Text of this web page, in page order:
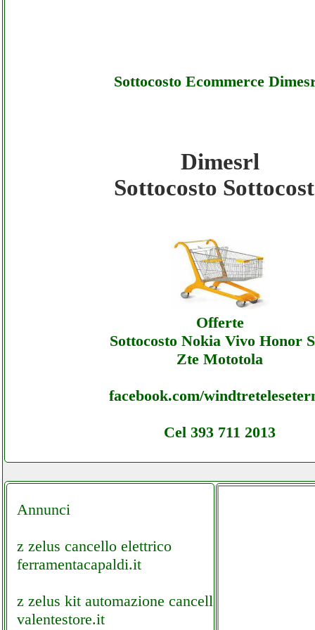
Sottocosto Ecommerce
Dimesrl - Sottocosto Ecommerce Dimesrl -
Dimesrl - Sottocosto Ecommerce Dimesrl -
Dimesrl
Sottocosto
Offerte
Sottocosto Nokia Vivo Honor
Zte Mototola
facebook.com/
Cel 393 711 2013
Annunci
z zelus cancello elettrico
ferramentacapaldi.it
z zelus kit automazione cancello
valentestore.it